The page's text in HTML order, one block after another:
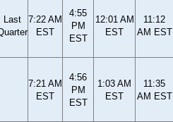
Last
7:22 AM
EST
4:55
PM
EST
12:01 AM
EST
11:12
AM EST
7:21 AM
EST
4:56
PM
EST
1:03 AM
EST
11:35
AM EST